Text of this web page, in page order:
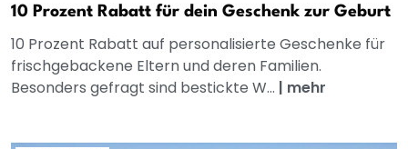
10 Prozent Rabatt für dein Geschenk zur Geburt
10 Prozent Rabatt auf personalisierte Geschenke für
frischgebackene Eltern und deren Familien.
Besonders gefragt sind bestickte W... | mehr